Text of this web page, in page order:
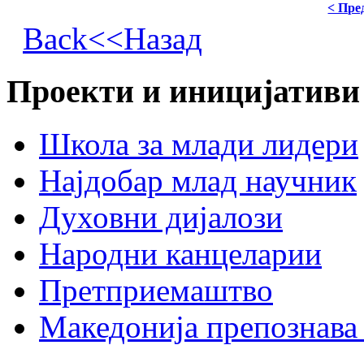
<
Back<<Назад
Проекти и иницијативи
Школа за млади лидери
Најдобар млад научник
Духовни дијалози
Народни канцеларии
Претприемаштво
Македонија